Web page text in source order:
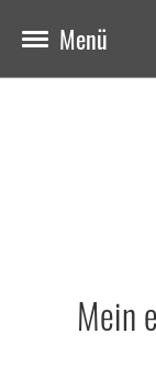
Menü
Mein